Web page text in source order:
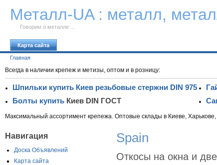
Металл-UA : металл,
Говорим о металле ...
Карта сайта
Главная
Всегда в наличии крепеж и метизы, оптом и в розницу:
Шпильки купить Киев резьбовые стержни DIN 975
Болты купитьКиев DIN ГОСТ
Максимальный ассортимент крепежа. Оптовые склады в Киеве,
Навигация
Доска Объявлений
Карта сайта
Spain
Oткосы на окна и